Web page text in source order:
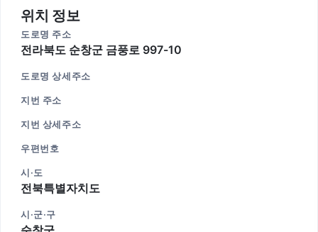
위치 정보
도로명 주소
전라북도 순창군 금풍로 997-10
도로명 상세주소
지번 주소
지번 상세주소
우편번호
시·도
전북특별자치도
시·군·구